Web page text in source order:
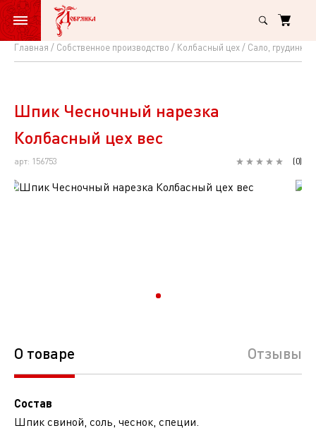
Главная Собственное производство Колбасный цех Сало, грудинка
Шпик
нарезка
Колбасный
цех
вес
Шпик Чесночный нарезка
Колбасный цех вес
арт: 156753 (0)
О товаре Отзывы
Состав
Шпик свиной, соль, чеснок, специи.